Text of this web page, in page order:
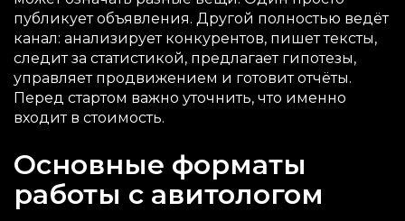
публикует объявления. Другой полностью ведёт
канал: анализирует конкурентов, пишет тексты,
следит за статистикой, предлагает гипотезы,
управляет продвижением и готовит отчёты.
Перед стартом важно уточнить, что именно
входит в стоимость.
Основные форматы
работы с авитологом